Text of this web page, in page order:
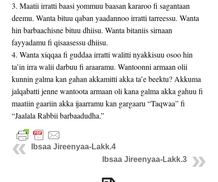
3. Maatii irratti baasi yommuu baasan kararoo fi sagantaan
deemu. Wanta bituu qaban yaadannoo irratti tarreessu. Wanta
hin barbaachisne bituu dhiisu. Wanta bitaniis sirnaan
fayyadamu fi qisaasessu dhiisu.
4. Wanta xiqqaa fi guddaa irratti walitti nyakkisuu osoo hin
ta’in irra walii darbuu fi araaramu. Wantoonni armaan olii
kunnin galma kan gahan akkamitti akka ta’e beektu? Akkuma
jalqabatti jenne wantoota armaan oli kana galma akka gahuu fi
maatiin gaariin akka ijaarramu kan gargaaru “Taqwaa” fi
“Jaalala Rabbii barbaadudha.”
Ibsaa Jireenyaa-Lakk.4
Ibsaa Jireenyaa-Lakk.3